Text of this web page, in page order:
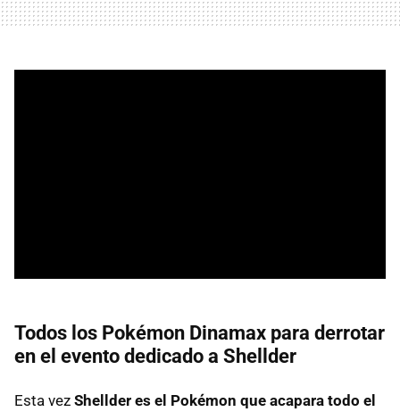
Todos los Pokémon Dinamax para derrotar
en el evento dedicado a Shellder
Esta vez Shellder es el Pokémon que acapara todo el